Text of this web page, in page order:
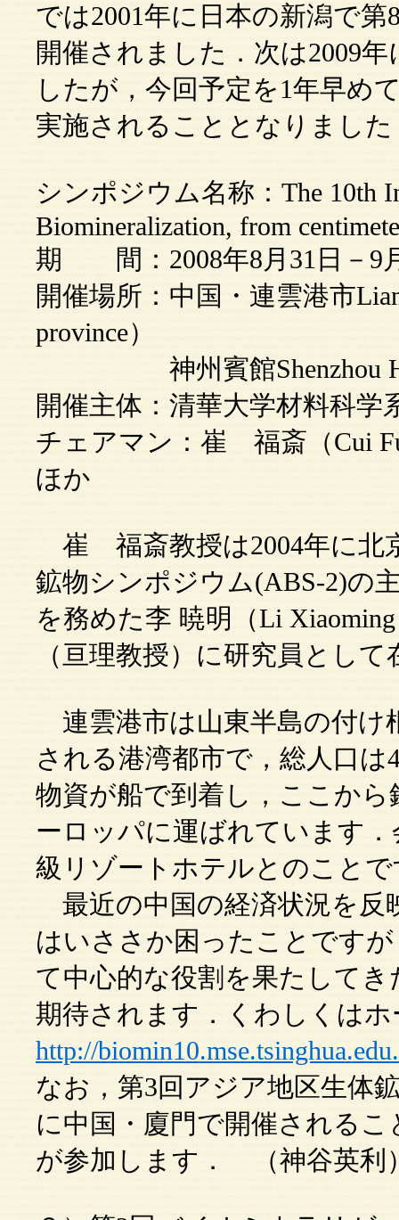
では2001年に日本の新潟で
開催されました．次は2009
したが，今回予定を1年早め
実施されることとなりまし
シンポジウム名称：The 10th
Biomineralization, from
期 間：2008年8月31日－9
開催場所：中国・連雲港市
province）
神州賓館Shenzhou
開催主体：清華大学材料科学
チェアマン：崔 福斎（Cui
ほか
崔 福斎教授は2004年に北
鉱物シンポジウム(ABS-2)の
を務めた李 暁明（Li
（亘理教授）に研究員とし
連雲港市は山東半島の付け
される港湾都市で，総人口
物資が船で到着し，ここか
ーロッパに運ばれています
級リゾートホテルとのことで
最近の中国の経済状況を反
はいささか困ったことです
て中心的な役割を果たして
期待されます．くわしくは
http://
なお，第3回アジア地区生体
に中国・廈門で開催される
が参加します． （神谷英利